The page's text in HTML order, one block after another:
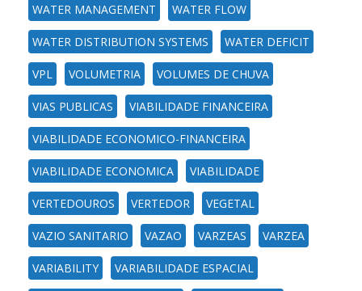
WATER MANAGEMENT WATER FLOW
WATER DISTRIBUTION SYSTEMS WATER DEFICIT
VPL VOLUMETRIA VOLUMES DE CHUVA
VIAS PUBLICAS VIABILIDADE FINANCEIRA
VIABILIDADE ECONOMICO-FINANCEIRA
VIABILIDADE ECONOMICA VIABILIDADE
VERTEDOUROS VERTEDOR VEGETAL
VAZIO SANITARIO VAZAO VARZEAS VARZEA
VARIABILITY VARIABILIDADE ESPACIAL